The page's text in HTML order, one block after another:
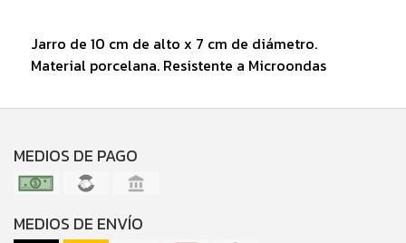
Jarro de 10 cm de alto x 7 cm de diámetro.
Material porcelana. Resistente a Microondas
MEDIOS DE PAGO
MEDIOS DE ENVÍO